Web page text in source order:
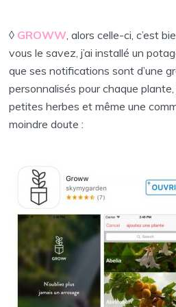
◊ GROWW, alors celle-ci, c’est
vous le savez, j’ai installé un
que ses notifications sont d’une
personnalisés pour chaque
petites herbes et même une
moindre doute :